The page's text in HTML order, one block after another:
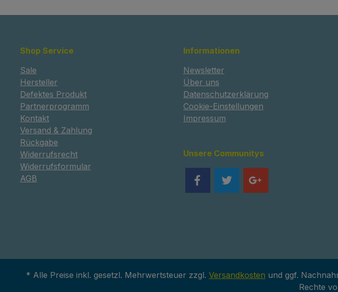
Shop Service
Sale
Hersteller
Defektes Produkt
Partnerprogramm
Kontakt
Versand & Zahlung
Rückgabe
Widerrufsrecht
Widerrufsformular
AGB
Informationen
Newsletter
Über uns
Datenschutzerklärung
Cookie-Einstellungen
Impressum
Unsere Communitys
* Alle Preise inkl. gesetzl. Mehrwertsteuer zzgl. Versandkosten und ggf.
Rechte